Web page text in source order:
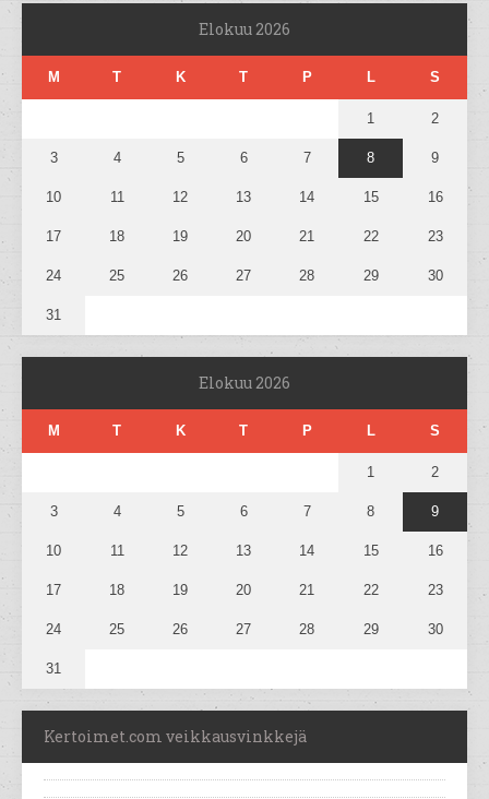
Elokuu 2026
M T K T P L S
1 2
3 4 5 6 7 8 9
10 11 12 13 14 15 16
17 18 19 20 21 22 23
24 25 26 27 28 29 30
31
Elokuu 2026
M T K T P L S
1 2
3 4 5 6 7 8 9
10 11 12 13 14 15 16
17 18 19 20 21 22 23
24 25 26 27 28 29 30
31
Kertoimet.com veikkausvinkkejä